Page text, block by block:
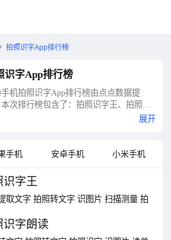
拍照识字App排行榜
识字App排行榜
机拍照识字App排行榜由点点数据提
次排行榜包含了：拍照识字王、拍照识
读、拍图取字、拍照立即翻译、拍图识字
展开
手机 安卓手机 小米手机
识字王
取文字 拍照转文字 识图片 扫描测量 拍
识字朗读